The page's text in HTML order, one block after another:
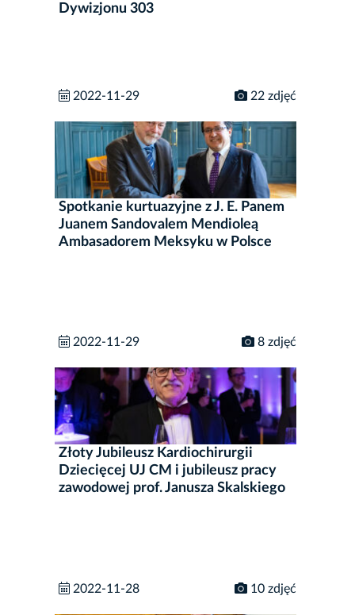
Dywizjonu 303
2022-11-29 22 zdjęć
Spotkanie kurtuazyjne z J. E. Panem
Juanem Sandovalem Mendioleą
Ambasadorem Meksyku w Polsce
2022-11-29 8 zdjęć
Złoty Jubileusz Kardiochirurgii
Dziecięcej UJ CM i jubileusz pracy
zawodowej prof. Janusza Skalskiego
2022-11-28 10 zdjęć